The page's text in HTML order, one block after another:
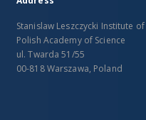
Stanislaw Leszczycki Institute
Polish Academy of Science
ul. Twarda 51/55
00-818 Warszawa, Poland